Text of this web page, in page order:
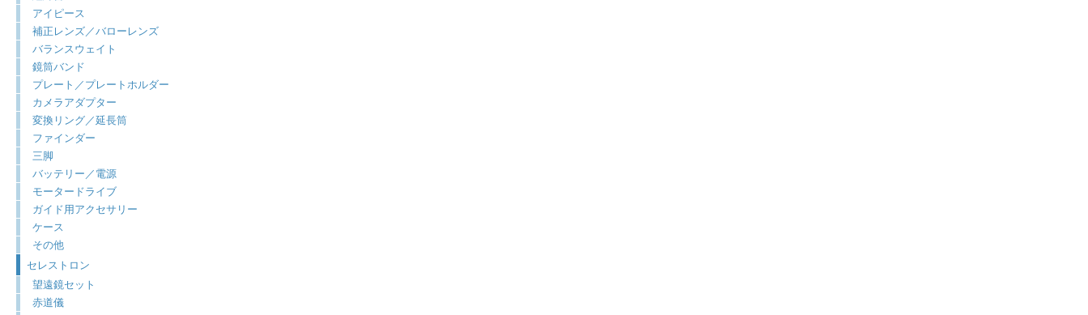
アイピース
補正レンズ／バローレンズ
バランスウェイト
鏡筒バンド
プレート／プレートホルダー
カメラアダプター
変換リング／延長筒
ファインダー
三脚
バッテリー／電源
モータードライブ
ガイド用アクセサリー
ケース
その他
セレストロン
望遠鏡セット
赤道儀